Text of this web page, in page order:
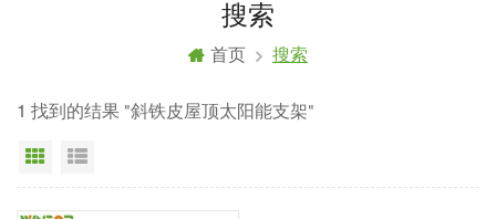
搜索
首页 搜索
1 找到的结果 "斜铁皮屋顶太阳能支架"
网格视图